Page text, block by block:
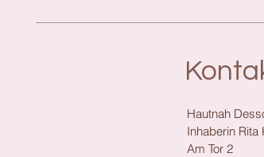
Hautnah
Inhaberin Rita
Am Tor 2